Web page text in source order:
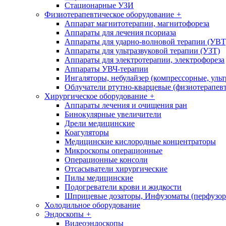
Стационарные УЗИ
Физиотерапевтическое оборудование +
Аппарат магнитотерапии, магнитофореза
Аппараты для лечения псориаза
Аппараты для ударно-волновой терапии
Аппараты для ультразвуковой терапии (УЗТ)
Аппараты для электротерапии, электрофореза
Аппараты УВЧ-терапии
Ингаляторы, небулайзер (компрессорные,
Облучатели ртутно-кварцевые
Хирургическое оборудование +
Аппараты лечения и очищения ран
Бинокулярные увеличители
Дрели медицинские
Коагуляторы
Медицинские кислородные концентраторы
Микроскопы операционные
Операционные консоли
Отсасыватели хирургические
Пилы медицинские
Подогреватели крови и жидкости
Шприцевые дозаторы, Инфузоматы
Холодильное оборудование
Эндоскопы +
Видеоэндоскопы